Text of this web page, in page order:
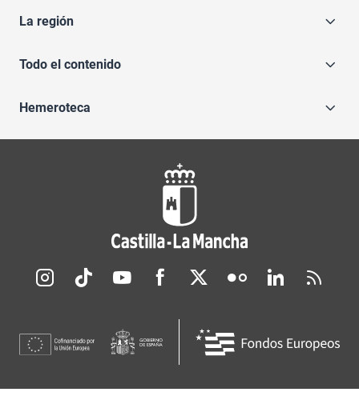
La región
Todo el contenido
Hemeroteca
Redes sociales JCCM